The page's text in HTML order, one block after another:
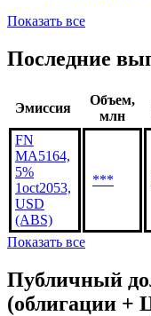
Показать все
Последние
Эмиссия
Объем,
млн
FN
MA5164,
5%
1oct2053,
USD
(ABS)
***
Показать все
Публичный
(облигации +